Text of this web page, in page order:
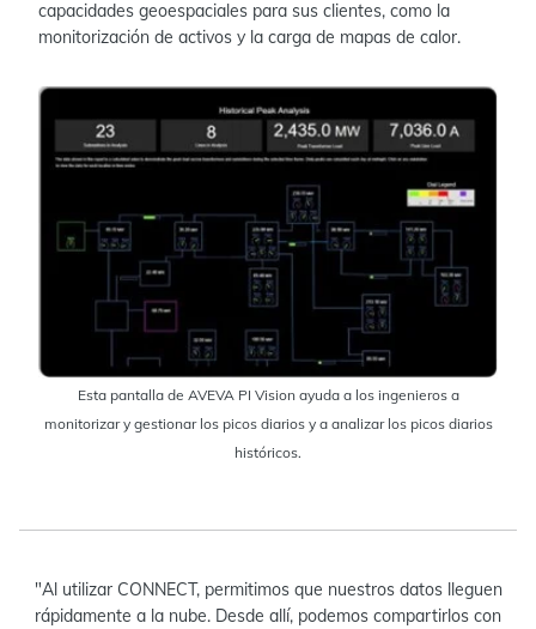
capacidades geoespaciales para sus clientes, como la
monitorización de activos y la carga de mapas de calor.
Esta pantalla de AVEVA PI Vision ayuda a los ingenieros a
monitorizar y gestionar los picos diarios y a analizar los picos diarios
históricos.
"Al utilizar CONNECT, permitimos que nuestros datos lleguen
rápidamente a la nube. Desde allí, podemos compartirlos con